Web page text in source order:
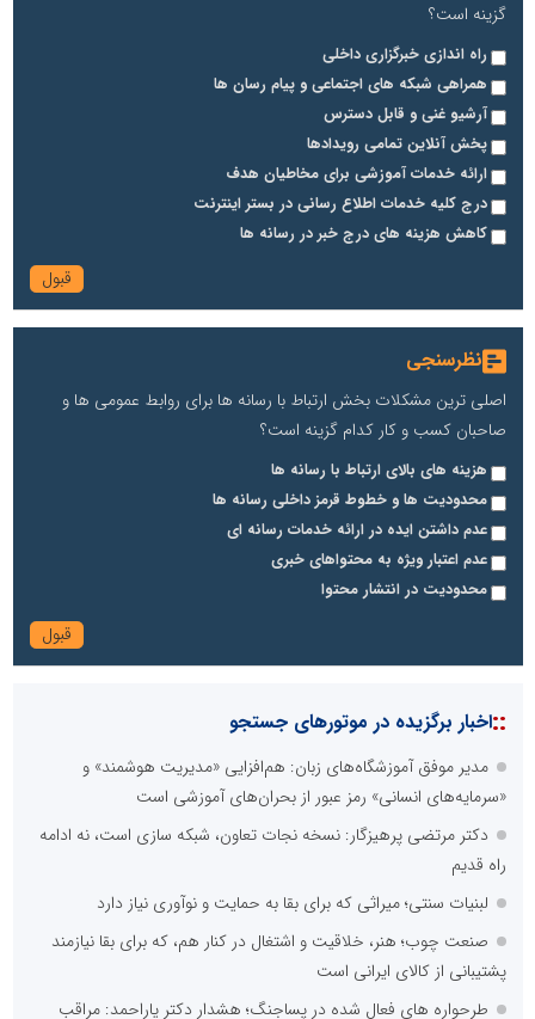
گزینه است؟
راه اندازی خبرگزاری داخلی
همراهی شبکه های اجتماعی و پیام رسان ها
آرشیو غنی و قابل دسترس
پخش آنلاین تمامی رویدادها
ارائه خدمات آموزشی برای مخاطیان هدف
درج کلیه خدمات اطلاع رسانی در بستر اینترنت
کاهش هزینه های درج خبر در رسانه ها
نظرسنجی
اصلی ترین مشکلات بخش ارتباط با رسانه ها برای روابط عمومی ها و
صاحبان کسب و کار کدام گزینه است؟
هزینه های بالای ارتباط با رسانه ها
محدودیت ها و خطوط قرمز داخلی رسانه ها
عدم داشتن ایده در ارائه خدمات رسانه ای
عدم اعتبار ویژه به محتواهای خبری
محدودیت در انتشار محتوا
::اخبار برگزیده در موتورهای جستجو
مدیر موفق آموزشگاه‌های زبان: هم‌افزایی «مدیریت هوشمند» و
«سرمایه‌های انسانی» رمز عبور از بحران‌های آموزشی است
دکتر مرتضی پرهیزگار: نسخه نجات تعاون، شبکه سازی است، نه ادامه
راه قدیم
لبنیات سنتی؛ میراثی که برای بقا به حمایت و نوآوری نیاز دارد
صنعت چوب؛ هنر، خلاقیت و اشتغال در کنار هم، که برای بقا نیازمند
پشتیبانی از کالای ایرانی است
طرحواره های فعال شده در پساجنگ؛ هشدار دکتر یاراحمد: مراقب